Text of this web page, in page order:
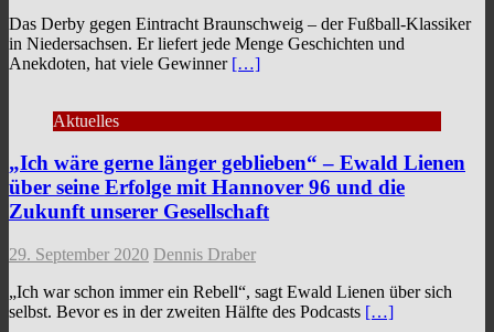
Das Derby gegen Eintracht Braunschweig – der Fußball-Klassiker
in Niedersachsen. Er liefert jede Menge Geschichten und
Anekdoten, hat viele Gewinner […]
Aktuelles
„Ich wäre gerne länger geblieben“ – Ewald Lienen
über seine Erfolge mit Hannover 96 und die
Zukunft unserer Gesellschaft
29. September 2020 Dennis Draber
„Ich war schon immer ein Rebell“, sagt Ewald Lienen über sich
selbst. Bevor es in der zweiten Hälfte des Podcasts […]